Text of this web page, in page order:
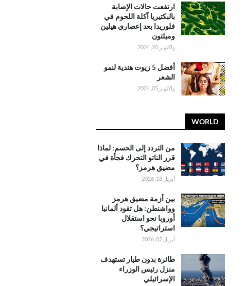
ارتفعت حالات الإصابة
بالبكتيريا آكلة اللحوم في
فلوريدا بعد إعصاري هيلين
وميلتون
واكتوبر 20, 2024
أفضل 5 زيوت هندية لنمو
الشعر
واكتوبر 05, 2024
WORLD
من التردد إلى الحسم: لماذا
قرر الناتو التحرك فجأة في
مضيق هرمز؟
أبريل 18, 2026
بين أزمة مضيق هرمز
وواشنطن: هل تقود ألمانيا
أوروبا نحو استقلال
استراتيجي؟
أبريل 02, 2026
طائرة بدون طيار تستهدف
منزل رئيس الوزراء
الإسرائيلي